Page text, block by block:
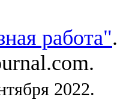
работа".
2022.